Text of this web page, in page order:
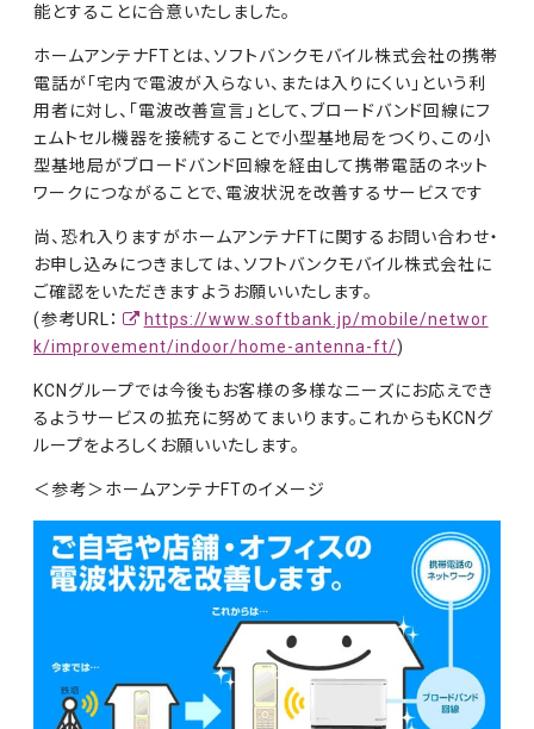
能とすることに合意いたしました。
ホームアンテナFTとは、ソフトバンクモバイル株式会社の携帯
電話が「宅内で電波が入らない、または入りにくい」という利
用者に対し、「電波改善宣言」として、ブロードバンド回線にフ
ェムトセル機器を接続することで小型基地局をつくり、この小
型基地局がブロードバンド回線を経由して携帯電話のネット
ワークにつながることで、電波状況を改善するサービスです
尚、恐れ入りますがホームアンテナFTに関するお問い合わせ・
お申し込みにつきましては、ソフトバンクモバイル株式会社に
ご確認をいただきますようお願いいたします。
(参考URL：
https://www.softbank.jp/mobile/networ
k/improvement/indoor/home-antenna-ft/)
KCNグループでは今後もお客様の多様なニーズにお応えでき
るようサービスの拡充に努めてまいります。これからもKCNグ
ループをよろしくお願いいたします。
＜参考＞ホームアンテナFTのイメージ